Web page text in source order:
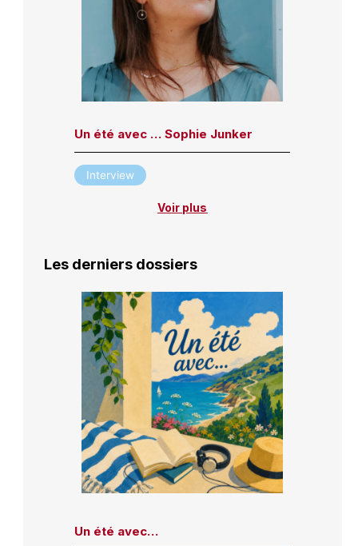
Un été avec … Sophie Junker
Interview
Voir plus
Les derniers dossiers
Un été avec…